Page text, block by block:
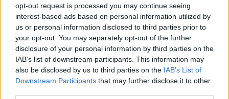
opt-out request is processed you may continue seeing
interest-based ads based on personal information utilized by
us or personal information disclosed to third parties prior to
your opt-out. You may separately opt-out of the further
disclosure of your personal information by third parties on the
IAB’s list of downstream participants. This information may
also be disclosed by us to third parties on the IAB’s List of
Downstream Participants that may further disclose it to other
la dimostrazione di come Silicon Lake persegui con convinzione e
competenza questa missione. La coerenza di questo approccio è
dimostrato dal fatto che uno dei nostri pilastri è rappresentato dalle
partnership di qualità assoluta, come quella appena siglata”.
Condividi questo articolo: